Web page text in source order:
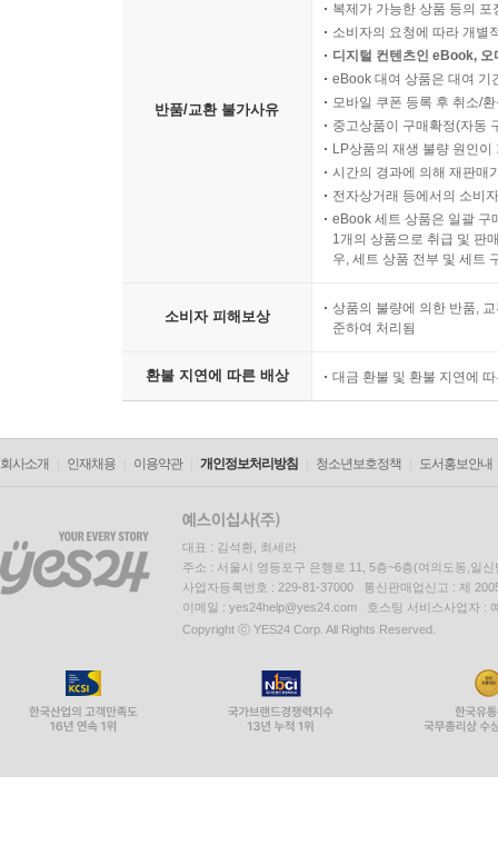
반품/교환 불가사유
복제가 가능한 상품 등의
소비자의 요청에 따라 개별
디지털 컨텐츠인 eBook,
eBook 대여 상품은 대여 기
모바일 쿠폰 등록 후 취소/
중고상품이 구매확정(자동
LP상품의 재생 불량 원인
시간의 경과에 의해 재판매
전자상거래 등에서의 소비
eBook 세트 상품은 일괄 구
1개의 상품으로 취급 및 판
우, 세트 상품 전부 및 세트
소비자 피해보상
상품의 불량에 의한 반품,
준하여 처리됨
환불 지연에 따른 배상 대금 환불 및 환불 지연에
회사소개 인재채용 이용약관 개인정보처리방침 청소년보호정책 도서홍보안내
대표 : 김석환, 최세라
주소 : 서울시 영등포구 은행로 11, 5층~6층(여의도동,일신
사업자등록번호 : 229-81-37000 통신판매업신고 : 제
이메일 : yes24help@yes24.com 호스팅 서비스사업자 :
Copyright ⓒ YES24 Corp. All Rights Reserved.